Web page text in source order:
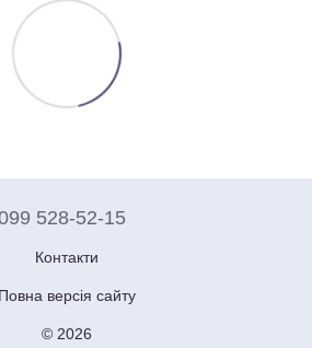
528-52-15
Контакти
Повна версія сайту
© 2026